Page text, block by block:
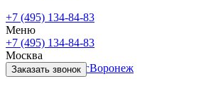
+7 (495) 134-84-83
Меню
+7 (495) 134-84-83
Москва
Санкт-ПетербургВоронеж
Заказать звонок